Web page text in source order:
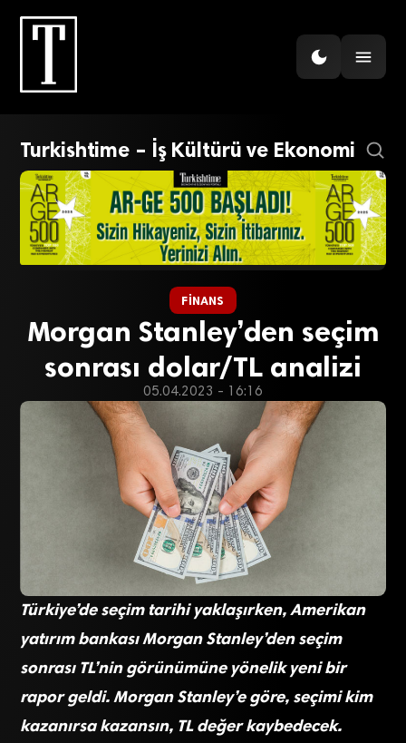
Turkishtime – İş Kültürü ve Ekonomi
FINANS
Morgan Stanley’den seçim
sonrası dolar/TL analizi
05.04.2023 - 16:16
Türkiye’de seçim tarihi yaklaşırken, Amerikan
yatırım bankası Morgan Stanley’den seçim
sonrası TL’nin görünümüne yönelik yeni bir
rapor geldi. Morgan Stanley’e göre, seçimi kim
kazanırsa kazansın, TL değer kaybedecek.